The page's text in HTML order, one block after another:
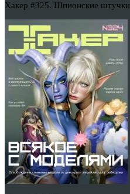
Хакер #325. Шпионские штучки